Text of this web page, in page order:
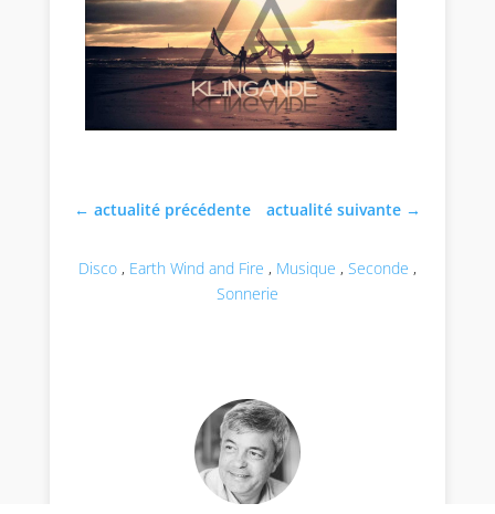
←actualité précédente actualité suivante→
Disco, Earth Wind and Fire , Musique , Seconde ,
Sonnerie